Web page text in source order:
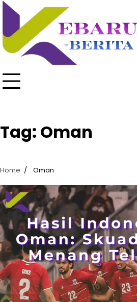
Skip
content
Tag: Oman
Home Oman